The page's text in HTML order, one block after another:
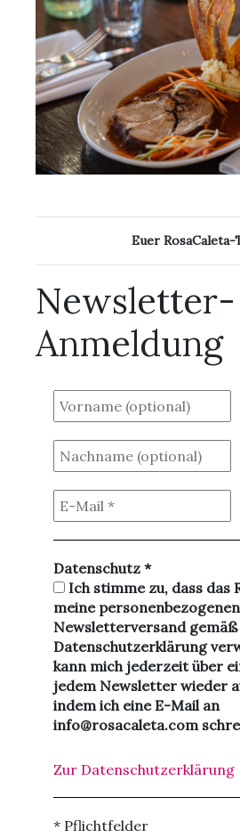
Euer RosaCaleta-
Newsletter-
Anmeldung
Datenschutz *
Ich stimme zu, dass das
meine
Newsletterversand
Datenschutzerklärung
kann mich jederzeit über
jedem Newsletter wieder
indem ich eine E-Mail an
info@rosacaleta.com
Zur Datenschutzerklärung
* Pflichtfelder